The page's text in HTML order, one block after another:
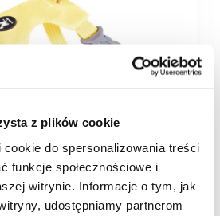
z plików cookie
do spersonalizowania treści
funkcje społecznościowe i
witrynie. Informacje o tym, jak
udostępniamy partnerom
psa żółte